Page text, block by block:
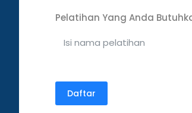
Pelatihan Yang Anda
Daftar